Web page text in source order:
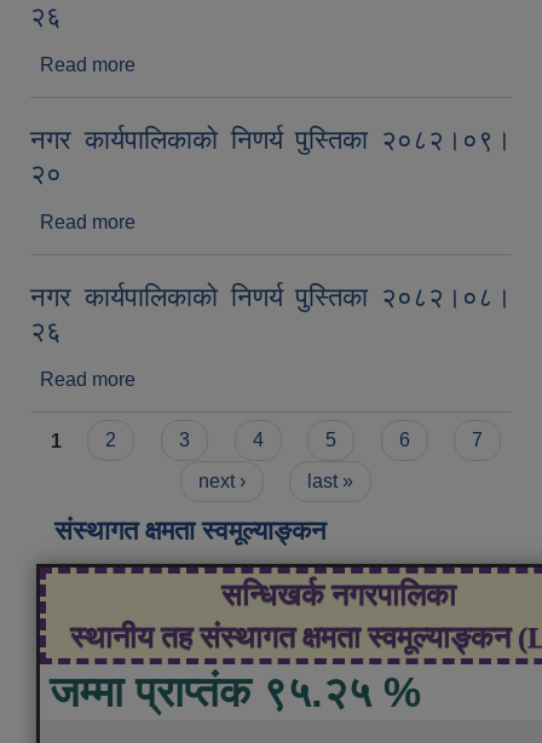
२६
Read more
नगर कार्यपालिकाकाे निणर्य पुस्तिका २०८२।०९।
२०
Read more
नगर कार्यपालिकाकाे निणर्य पुस्तिका २०८२।०८।
२६
Read more
Pages
1 2 3 4 5 6
7
next ›
last »
संस्थागत क्षमता स्वमूल्याङ्कन
सन्धिखर्क नगरपालिका
स्थानीय तह संस्थागत क्षमता स्वमूल्याङ्कन
जम्मा प्राप्तंक ९५.२५ %